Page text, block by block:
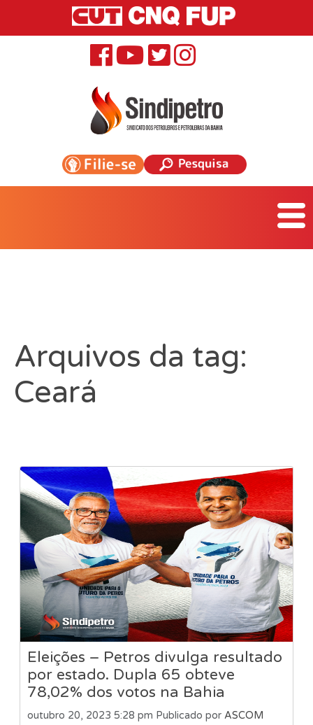
Arquivos da tag:
Ceará
Eleições – Petros divulga resultado
por estado. Dupla 65 obteve
78,02% dos votos na Bahia
outubro 20, 2023 5:28 pm Publicado por ASCOM